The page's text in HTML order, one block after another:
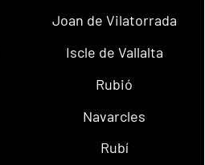
Joan de Vilatorrada
Iscle de Vallalta
Rubió
Navarcles
Rubí